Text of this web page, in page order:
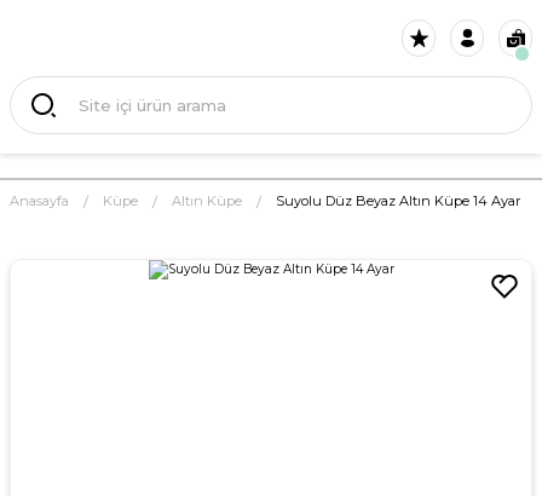
Anasayfa Küpe Altın Küpe Suyolu Düz Beyaz Altın Küpe 14 Ayar